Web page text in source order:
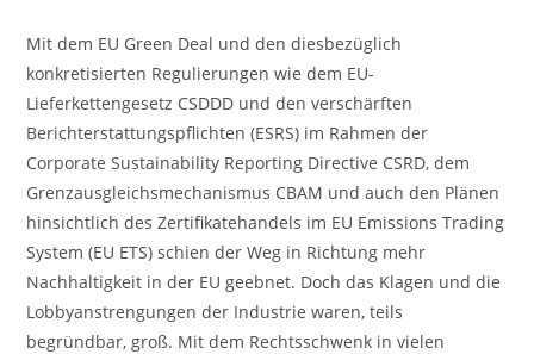
Mit dem EU Green Deal und den diesbezüglich
konkretisierten Regulierungen wie dem EU-
Lieferkettengesetz CSDDD und den verschärften
Berichterstattungspflichten (ESRS) im Rahmen der
Corporate Sustainability Reporting Directive CSRD, dem
Grenzausgleichsmechanismus CBAM und auch den Plänen
hinsichtlich des Zertifikatehandels im EU Emissions Trading
System (EU ETS) schien der Weg in Richtung mehr
Nachhaltigkeit in der EU geebnet. Doch das Klagen und die
Lobbyanstrengungen der Industrie waren, teils
begründbar, groß. Mit dem Rechtsschwenk in vielen